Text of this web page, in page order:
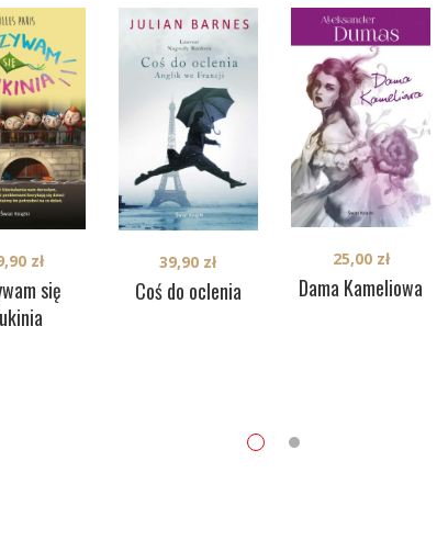
się
zł
Coś do oclenia
39,90 zł
Dama Kameliowa
25,00 zł